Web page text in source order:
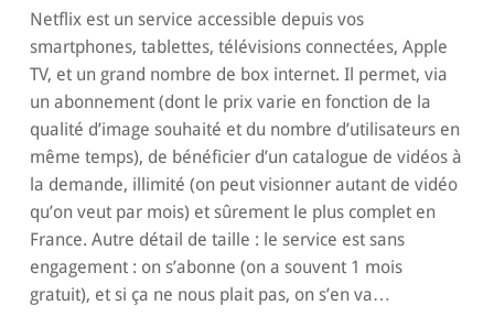
Netflix est un service accessible depuis vos
smartphones, tablettes, télévisions connectées, Apple
TV, et un grand nombre de box internet. Il permet, via
un abonnement (dont le prix varie en fonction de la
qualité d’image souhaité et du nombre d’utilisateurs en
même temps), de bénéficier d’un catalogue de vidéos à
la demande, illimité (on peut visionner autant de vidéo
qu’on veut par mois) et sûrement le plus complet en
France. Autre détail de taille : le service est sans
engagement : on s’abonne (on a souvent 1 mois
gratuit), et si ça ne nous plait pas, on s’en va…